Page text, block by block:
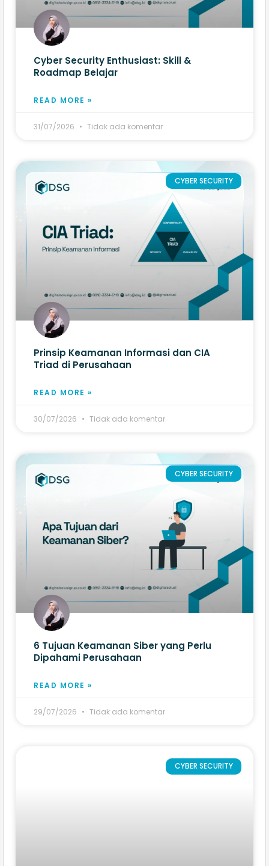
Cyber Security Enthusiast: Skill &
Roadmap Belajar
READ MORE »
31/07/2026 Tidak ada komentar
CYBER SECURITY
Prinsip Keamanan Informasi dan CIA
Triad di Perusahaan
READ MORE »
30/07/2026 Tidak ada komentar
CYBER SECURITY
6 Tujuan Keamanan Siber yang Perlu
Dipahami Perusahaan
READ MORE »
29/07/2026 Tidak ada komentar
CYBER SECURITY